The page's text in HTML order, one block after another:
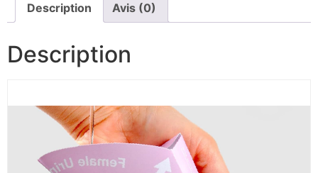
Description Avis (0)
Description